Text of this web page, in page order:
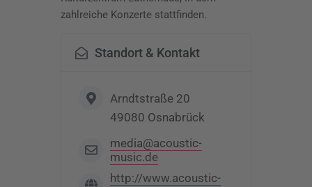
zahlreiche Konzerte stattfinden.
Standort & Kontakt
Arndtstraße 20
49080 Osnabrück
media@acoustic-
music.de
http://www.acoustic-